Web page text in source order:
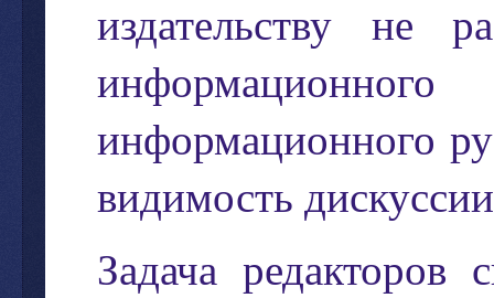
издательству
не
информационного
информационного
видимость дискуссии
Задача редакторов